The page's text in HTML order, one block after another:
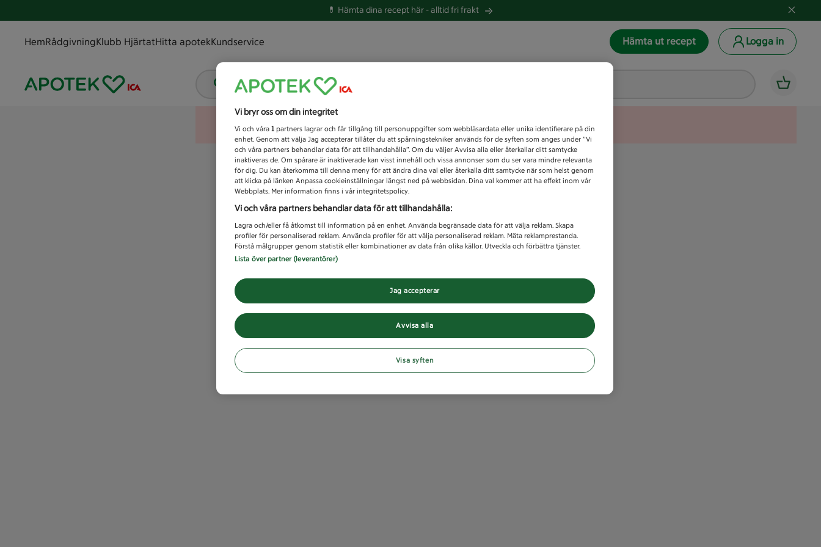
💊 Hämta dina recept här -alltid fri frakt
HemRådgivningKlubb HjärtatHitta apotekKundservice Hämta ut recept Logga in
Vad letar du efter idag?
Unknown error
Vi bryr oss om din integritet
Vi och våra 1 partners lagrar och får tillgång till personuppgifter som webbläsardata eller unika identifierare på din
enhet. Genom att välja Jag accepterar tillåter du att spårningstekniker används för de syften som anges under ”Vi
och våra partners behandlar data för att tillhandahålla”. Om du väljer Avvisa alla eller återkallar ditt samtycke
inaktiveras de. Om spårare är inaktiverade kan visst innehåll och vissa annonser som du ser vara mindre relevanta
för dig. Du kan återkomma till denna meny för att ändra dina val eller återkalla ditt samtycke när som helst genom
att klicka på länken Anpassa cookieinställningar längst ned på webbsidan. Dina val kommer att ha effekt inom vår
Webbplats. Mer information finns i vår integritetspolicy.
Vi och våra partners behandlar data för att tillhandahålla:
Lagra och/eller få åtkomst till information på en enhet. Använda begränsade data för att välja reklam. Skapa
profiler för personaliserad reklam. Använda profiler för att välja personaliserad reklam. Mäta reklamprestanda.
Förstå målgrupper genom statistik eller kombinationer av data från olika källor. Utveckla och förbättra tjänster.
Lista över partner (leverantörer)
Avvisa alla
Jag accepterar
Visa syften